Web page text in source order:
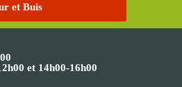
et Buis
et 14h00-16h00